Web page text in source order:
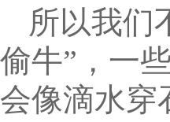
所以我们
偷牛”，一
会像滴水穿